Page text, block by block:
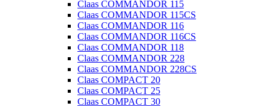
Claas COMMANDOR 115
Claas COMMANDOR 115CS
Claas COMMANDOR 116
Claas COMMANDOR 116CS
Claas COMMANDOR 118
Claas COMMANDOR 228
Claas COMMANDOR 228CS
Claas COMPACT 20
Claas COMPACT 25
Claas COMPACT 30